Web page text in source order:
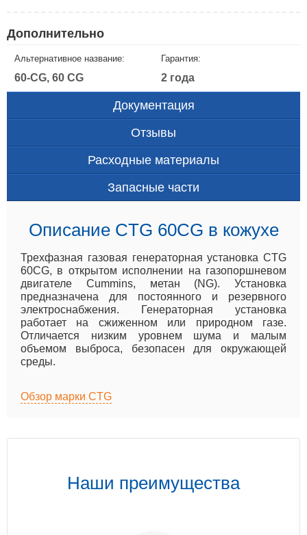
Дополнительно
Альтернативное название:
60-CG, 60 CG
Гарантия:
2 года
Документация
Отзывы
Расходные материалы
Запасные части
Описание CTG 60CG в кожухе
Трехфазная газовая генераторная установка CTG
60CG, в открытом исполнении на газопоршневом
двигателе Cummins, метан (NG). Установка
предназначена для постоянного и резервного
электроснабжения. Генераторная установка
работает на сжиженном или природном газе.
Отличается низким уровнем шума и малым
объемом выброса, безопасен для окружающей
среды.
Обзор марки CTG
Наши преимущества